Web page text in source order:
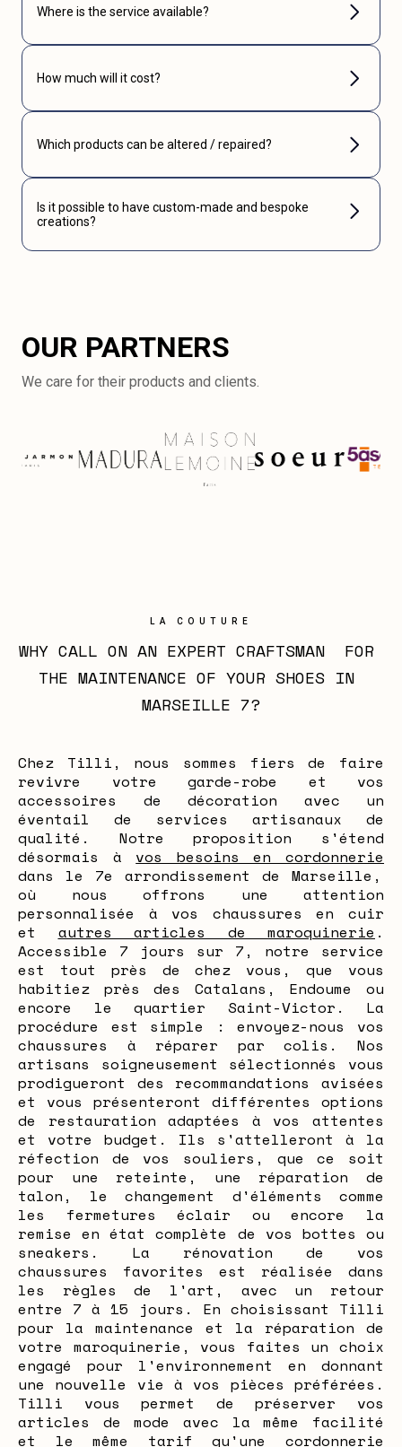
Where is the service available?
How much will it cost?
Which products can be altered / repaired?
Is it possible to have custom-made and bespoke
creations?
OUR PARTNERS
We care for their products and clients.
LA COUTURE
WHY CALL ON AN EXPERT CRAFTSMAN  FOR
THE MAINTENANCE OF YOUR SHOES IN
MARSEILLE 7?
Chez Tilli, nous sommes fiers de faire
revivre votre garde-robe et vos
accessoires de décoration avec un
éventail de services artisanaux de
qualité. Notre proposition s'étend
désormais à vos besoins en cordonnerie
dans le 7e arrondissement de Marseille,
où nous offrons une attention
personnalisée à vos chaussures en cuir
et autres articles de maroquinerie .
Accessible 7 jours sur 7, notre service
est tout près de chez vous, que vous
habitiez près des Catalans, Endoume ou
encore le quartier Saint-Victor. La
procédure est simple : envoyez-nous vos
chaussures à réparer par colis. Nos
artisans soigneusement sélectionnés vous
prodigueront des recommandations avisées
et vous présenteront différentes options
de restauration adaptées à vos attentes
et votre budget. Ils s'attelleront à la
réfection de vos souliers, que ce soit
pour une reteinte, une réparation de
talon, le changement d'éléments comme
les fermetures éclair ou encore la
remise en état complète de vos bottes ou
sneakers. La rénovation de vos
chaussures favorites est réalisée dans
les règles de l'art, avec un retour
entre 7 à 15 jours. En choisissant Tilli
pour la maintenance et la réparation de
votre maroquinerie, vous faites un choix
engagé pour l'environnement en donnant
une nouvelle vie à vos pièces préférées.
Tilli vous permet de préserver vos
articles de mode avec la même facilité
et le même tarif qu'une cordonnerie